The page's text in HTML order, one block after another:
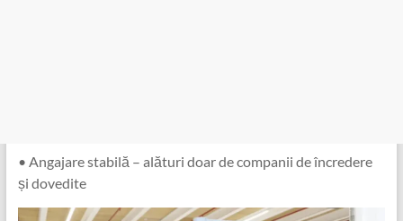
• Angajare stabilă – alături doar de companii de încredere
și dovedite